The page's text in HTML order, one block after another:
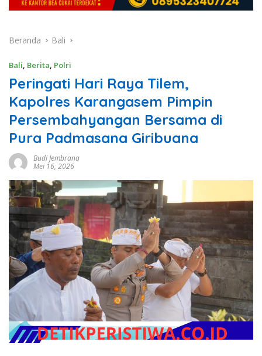
Beranda Bali
Bali, Berita, Polri
Peringati Hari Raya Tilem,
Kapolres Karangasem Pimpin
Persembahyangan Bersama di
Pura Padmasana Giribuana
Budi Jembrana
Mei 16, 2026